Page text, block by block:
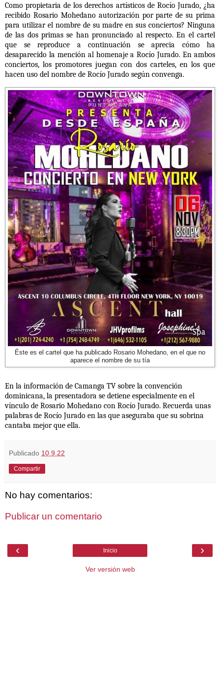
Como propietaria de los derechos artísticos de Rocío Jurado, ¿ha
recibido Rosario Mohedano autorización por parte de su prima
para utilizar el nombre de su madre en sus conciertos? Ninguna
de las dos primas se han pronunciado al respecto. En el cartel
que se reproduce a continuación se aprecia cómo ha
desaparecido la mención al homenaje a Rocío Jurado. En ambos
conciertos, los promotores juegan con dos carteles, en los que
hacen uso del nombre de Rocío Jurado según convenga.
Éste es el cartel que ha publicado Rosario Mohedano, en el que no
aparece el nombre de su tía
En la información de Camanga TV sobre la convención
dominicana, la presentadora se detiene especialmente en el
vínculo de Rosario Mohedano con Rocío Jurado. Recuerda unas
palabras de Rocío Jurado en las que aseguraba que su sobrina
cantaba mejor que ella.
Publicado 10.9.22
Compartir
No hay comentarios:
Publicar un comentario
‹ ›
Inicio
Ver versión web